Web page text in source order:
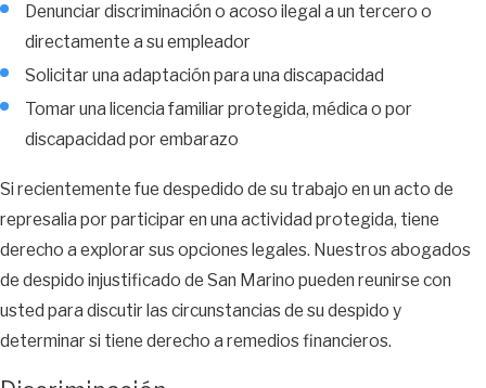
Denunciar discriminación o acoso ilegal a un tercero o
directamente a su empleador
Solicitar una adaptación para una discapacidad
Tomar una licencia familiar protegida, médica o por
discapacidad por embarazo
Si recientemente fue despedido de su trabajo en un acto de
represalia por participar en una actividad protegida, tiene
derecho a explorar sus opciones legales. Nuestros abogados
de despido injustificado de San Marino pueden reunirse con
usted para discutir las circunstancias de su despido y
determinar si tiene derecho a remedios financieros.